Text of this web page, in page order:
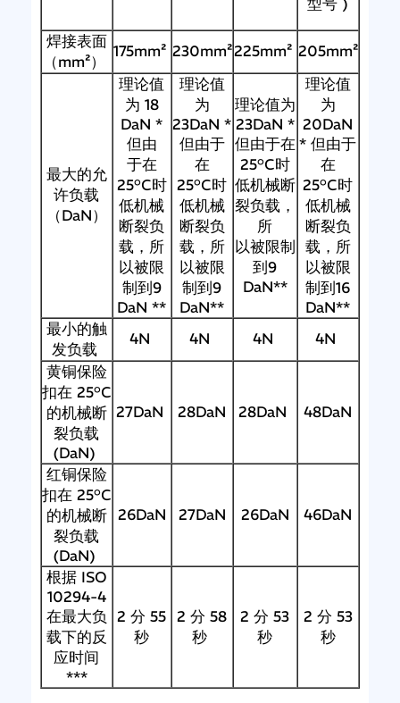
型号 )
焊接表面
（mm²）
175mm² 230mm²225mm² 205mm²
最大的允
许负载
（DaN）
理论值
为 18
DaN *
但由
于在
25°C时
低机械
断裂负
载，所
以被限
制到9
DaN **
理论值
为
23DaN *
但由于
在
25°C时
低机械
断裂负
载，所
以被限
制到9
DaN**
理论值为
23DaN *
但由于在
25°C时
低机械断
裂负载，
所
以被限制
到9
DaN**
理论值
为
20DaN
* 但由于
在
25°C时
低机械
断裂负
载，所
以被限
制到16
DaN**
最小的触
发负载
4N 4N 4N
4N
黄铜保险
扣在 25°C
的机械断
裂负载
(DaN)
27DaN 28DaN 28DaN 48DaN
红铜保险
扣在 25°C
的机械断
裂负载
(DaN)
26DaN 27DaN 26DaN 46DaN
根据 ISO
10294-4
在最大负
载下的反
应时间
***
2 分 55
秒
2 分 58
秒
2 分 53
秒
2 分 53
秒